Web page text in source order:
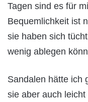
Tagen sind es für
Bequemlichkeit ist
sie haben sich
wenig ablegen
Sandalen hätte ich
sie aber auch